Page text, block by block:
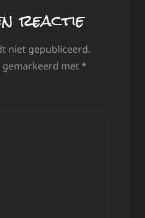
reactie
niet gepubliceerd.
gemarkeerd met *